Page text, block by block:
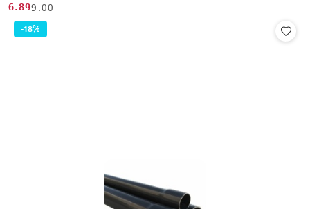
Cena
promocyjna:
6.89
Cena
przed
9.00
-18%